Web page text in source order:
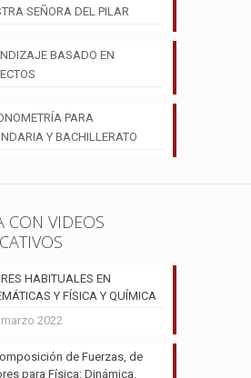
SEÑORA DEL PILAR
BASADO EN
PARA
Y BACHILLERATO
CON VIDEOS
HABITUALES EN
Y FÍSICA Y QUÍMICA
2022
de Fuerzas, de
para Física: Dinámica.